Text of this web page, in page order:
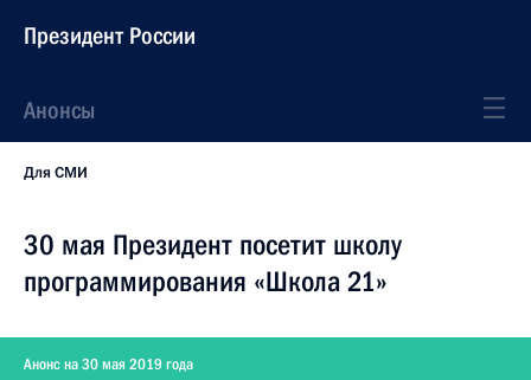
Президент России
Анонсы
Для СМИ
30 мая Президент посетит школу
программирования «Школа 21»
Анонс на 30 мая 2019 года